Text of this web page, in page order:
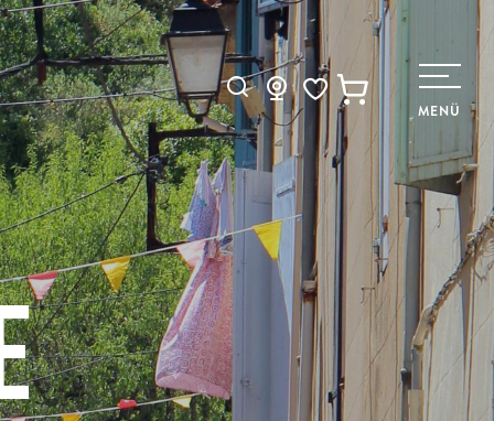
Voir les favoris
Suche MENÜ